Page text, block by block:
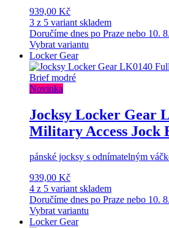
939,00 Kč
3 z 5 variant skladem
Doručíme dnes po Praze nebo 10.
Vybrat variantu
Locker Gear
Novinka
Jocksy Locker Gear
Military Access Jock
pánské jocksy s odnímatelným
939,00 Kč
4 z 5 variant skladem
Doručíme dnes po Praze nebo 10.
Vybrat variantu
Locker Gear